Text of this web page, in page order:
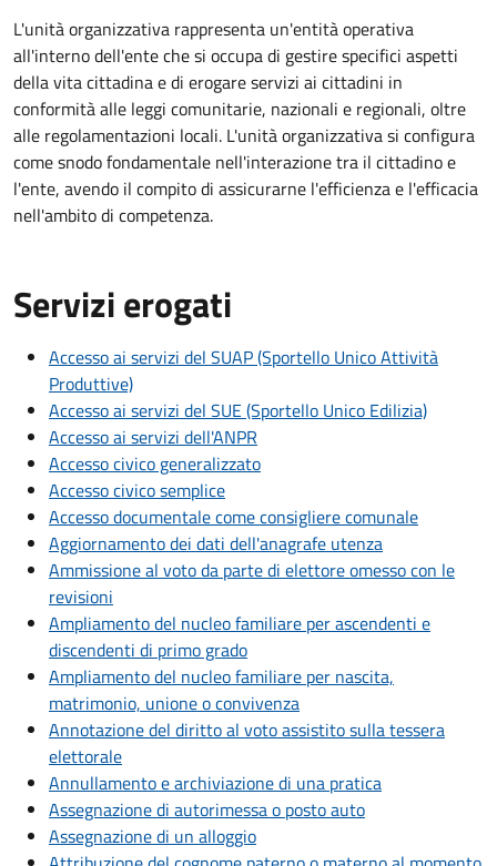
L'unità organizzativa rappresenta un'entità operativa
all'interno dell'ente che si occupa di gestire specifici aspetti
della vita cittadina e di erogare servizi ai cittadini in
conformità alle leggi comunitarie, nazionali e regionali, oltre
alle regolamentazioni locali. L'unità organizzativa si configura
come snodo fondamentale nell'interazione tra il cittadino e
l'ente, avendo il compito di assicurarne l'efficienza e l'efficacia
nell'ambito di competenza.
Servizi erogati
Accesso ai servizi del SUAP (Sportello Unico Attività
Produttive)
Accesso ai servizi del SUE (Sportello Unico Edilizia)
Accesso ai servizi dell'ANPR
Accesso civico generalizzato
Accesso civico semplice
Accesso documentale come consigliere comunale
Aggiornamento dei dati dell'anagrafe utenza
Ammissione al voto da parte di elettore omesso con le
revisioni
Ampliamento del nucleo familiare per ascendenti e
discendenti di primo grado
Ampliamento del nucleo familiare per nascita,
matrimonio, unione o convivenza
Annotazione del diritto al voto assistito sulla tessera
elettorale
Annullamento e archiviazione di una pratica
Assegnazione di autorimessa o posto auto
Assegnazione di un alloggio